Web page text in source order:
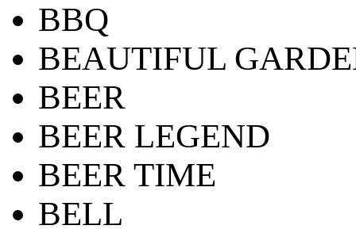
BBQ
BEAUTIFUL
BEER
BEER LEGEND
BEER TIME
BELL